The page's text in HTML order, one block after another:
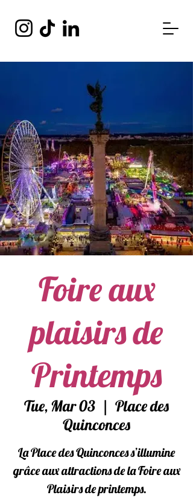
Foire aux
plaisirs de
Printemps
Tue, Mar 03
  |
Place des
Quinconces
La Place des Quinconces s’illumine
grâce aux attractions de la Foire aux
Plaisirs de printemps.